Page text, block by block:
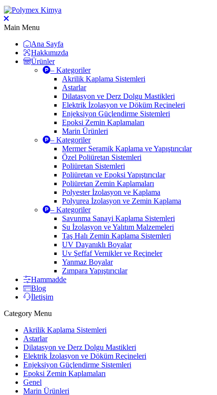
Main Menu
Ana Sayfa
Hakkımızda
Ürünler
– Kategoriler
Akrilik Kaplama Sistemleri
Astarlar
Dilatasyon ve Derz Dolgu Mastikleri
Elektrik İzolasyon ve Döküm Reçineleri
Enjeksiyon Güçlendirme Sistemleri
Epoksi Zemin Kaplamaları
Marin Ürünleri
– Kategoriler
Mermer Seramik Kaplama ve Yapıştırıcılar
Özel Poliüretan Sistemleri
Poliüretan Sistemleri
Poliüretan ve Epoksi Yapıştırıcılar
Poliüretan Zemin Kaplamaları
Polyester İzolasyon ve Kaplama
Polyurea İzolasyon ve Zemin Kaplama
– Kategoriler
Savunma Sanayi Kaplama Sistemleri
Su İzolasyon ve Yalıtım Malzemeleri
Taş Halı Zemin Kaplama Sistemleri
UV Dayanıklı Boyalar
Uv Şeffaf Vernikler ve Reçineler
Yanmaz Boyalar
Zımpara Yapıştırıcılar
Hammadde
Blog
İletişim
Category Menu
Akrilik Kaplama Sistemleri
Astarlar
Dilatasyon ve Derz Dolgu Mastikleri
Elektrik İzolasyon ve Döküm Reçineleri
Enjeksiyon Güçlendirme Sistemleri
Epoksi Zemin Kaplamaları
Genel
Marin Ürünleri